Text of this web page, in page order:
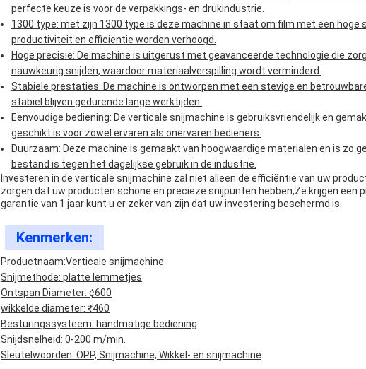
perfecte keuze is voor de verpakkings- en drukindustrie.
1300 type: met zijn 1300 type is deze machine in staat om film met een hoge
productiviteit en efficiëntie worden verhoogd.
Hoge precisie: De machine is uitgerust met geavanceerde technologie die
nauwkeurig snijden, waardoor materiaalverspilling wordt verminderd.
Stabiele prestaties: De machine is ontworpen met een stevige en
stabiel blijven gedurende lange werktijden.
Eenvoudige bediening: De verticale snijmachine is gebruiksvriendelijk en
geschikt is voor zowel ervaren als onervaren bedieners.
Duurzaam: Deze machine is gemaakt van hoogwaardige materialen en is zo
bestand is tegen het dagelijkse gebruik in de industrie.
Investeren in de verticale snijmachine zal niet alleen de efficiëntie van uw
zorgen dat uw producten schone en precieze snijpunten hebben,Ze krijgen een
garantie van 1 jaar kunt u er zeker van zijn dat uw investering beschermd is.
Kenmerken:
Productnaam:Verticale snijmachine
Snijmethode: platte lemmetjes
Ontspan Diameter: ¢600
wikkelde diameter: ₹460
Besturingssysteem: handmatige bediening
Snijdsnelheid: 0-200 m/min.
Sleutelwoorden: OPP, Snijmachine, Wikkel- en snijmachine